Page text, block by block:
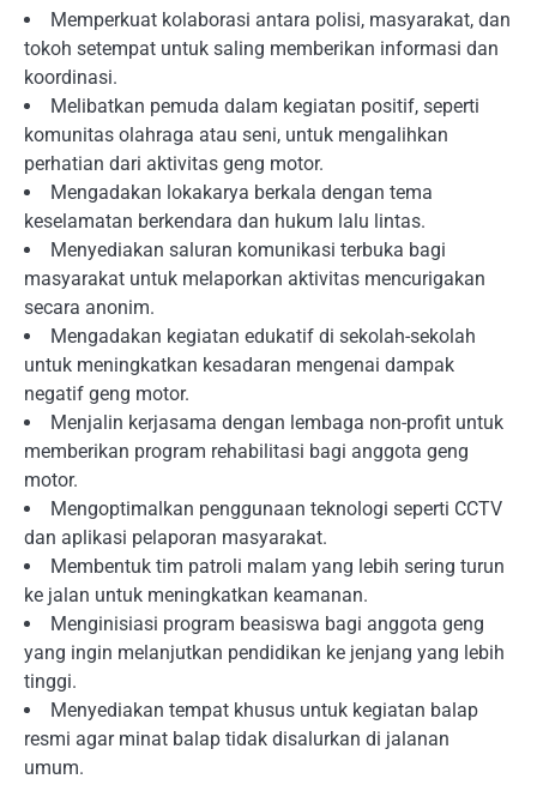
Memperkuat kolaborasi antara polisi, masyarakat, dan
tokoh setempat untuk saling memberikan informasi dan
koordinasi.
Melibatkan pemuda dalam kegiatan positif, seperti
komunitas olahraga atau seni, untuk mengalihkan
perhatian dari aktivitas geng motor.
Mengadakan lokakarya berkala dengan tema
keselamatan berkendara dan hukum lalu lintas.
Menyediakan saluran komunikasi terbuka bagi
masyarakat untuk melaporkan aktivitas mencurigakan
secara anonim.
Mengadakan kegiatan edukatif di sekolah-sekolah
untuk meningkatkan kesadaran mengenai dampak
negatif geng motor.
Menjalin kerjasama dengan lembaga non-profit untuk
memberikan program rehabilitasi bagi anggota geng
motor.
Mengoptimalkan penggunaan teknologi seperti CCTV
dan aplikasi pelaporan masyarakat.
Membentuk tim patroli malam yang lebih sering turun
ke jalan untuk meningkatkan keamanan.
Menginisiasi program beasiswa bagi anggota geng
yang ingin melanjutkan pendidikan ke jenjang yang lebih
tinggi.
Menyediakan tempat khusus untuk kegiatan balap
resmi agar minat balap tidak disalurkan di jalanan
umum.